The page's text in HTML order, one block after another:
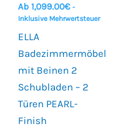
Ab 1,099.00€ -
Inklusive Mehrwertsteuer
ELLA
Badezimmermöbel
mit Beinen 2
Schubladen – 2
Türen PEARL-
Finish